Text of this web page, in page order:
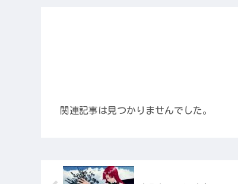
関連記事は見つかりませんでした。